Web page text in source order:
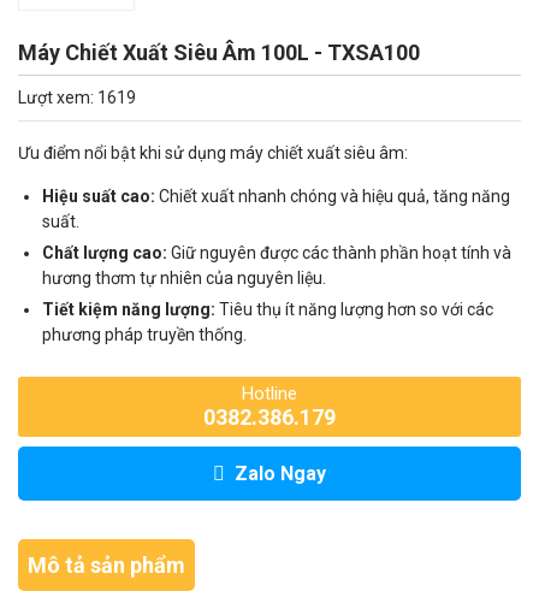
Máy Chiết Xuất Siêu Âm 100L - TXSA100
Lượt xem: 1619
Ưu điểm nổi bật khi sử dụng máy chiết xuất siêu âm:
Hiệu suất cao: Chiết xuất nhanh chóng và hiệu quả, tăng năng
suất.
Chất lượng cao: Giữ nguyên được các thành phần hoạt tính và
hương thơm tự nhiên của nguyên liệu.
Tiết kiệm năng lượng: Tiêu thụ ít năng lượng hơn so với các
phương pháp truyền thống.
Hotline
0382.386.179
Zalo Ngay
Mô tả sản phẩm